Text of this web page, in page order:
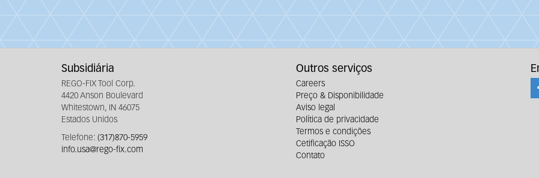
Subsidiária
REGO-FIX Tool Corp.
4420 Anson Boulevard
Whitestown, IN 46075
Estados Unidos
Telefone: (317)870-5959
info.usa@rego-fix.com
Outros serviços
Careers
Preço & Disponibilidade
Aviso legal
Política de privacidade
Termos e condições
Cetificação ISSO
Contato